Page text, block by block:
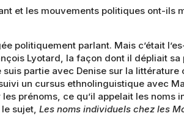
et les mouvements politiques ont-ils
politiquement parlant. Mais c’était
Lyotard, la façon dont il dépliait sa
partie avec Denise sur la littérature
suivi un cursus ethnolinguistique avec
prénoms, ce qu’il appelait les noms
sujet, Les noms individuels chez les